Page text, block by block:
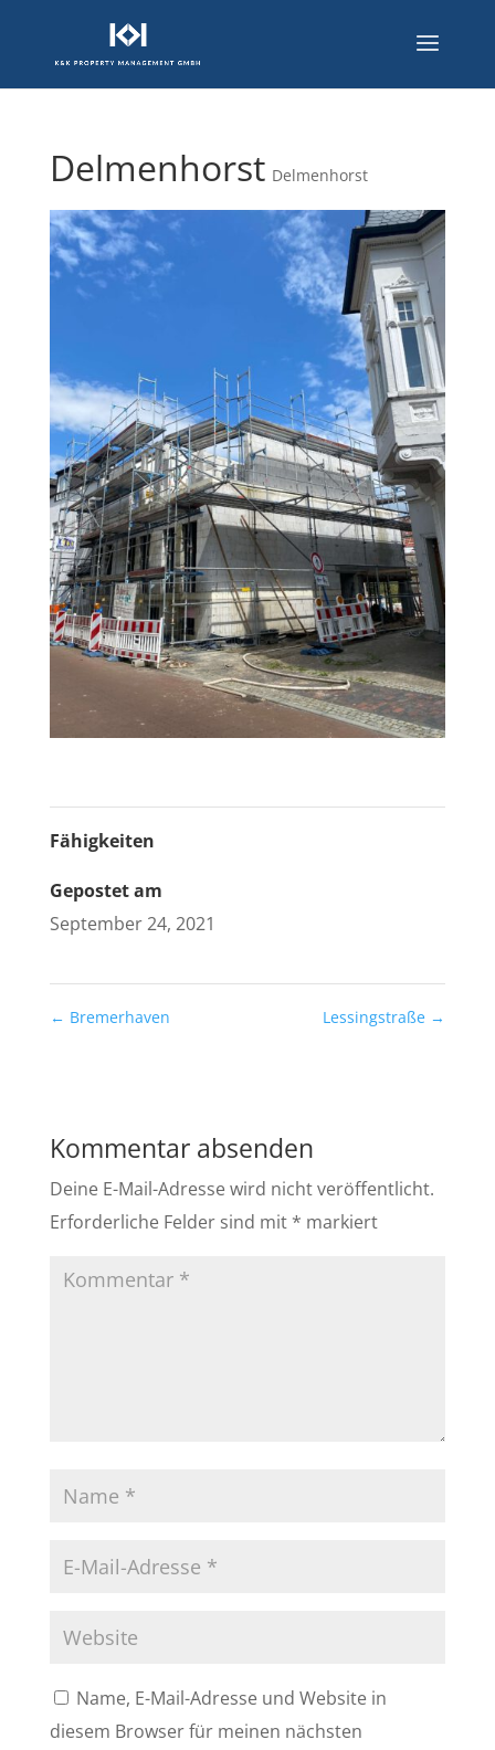
Delmenhorst Delmenhorst
Fähigkeiten
Gepostet am
September 24, 2021
← Bremerhaven Lessingstraße →
Kommentar absenden
Deine E-Mail-Adresse wird nicht veröffentlicht.
Erforderliche Felder sind mit * markiert
Name, E-Mail-Adresse und Website in
diesem Browser für meinen nächsten